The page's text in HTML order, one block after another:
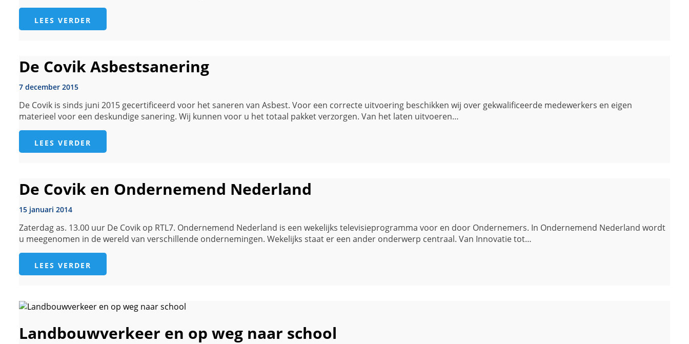
LEES VERDER
De Covik Asbestsanering
7 december 2015
De Covik is sinds juni 2015 gecertificeerd voor het saneren van Asbest. Voor een correcte uitvoering beschikken wij over gekwalificeerde medewerkers en eigen
materieel voor een deskundige sanering. Wij kunnen voor u het totaal pakket verzorgen. Van het laten uitvoeren…
LEES VERDER
De Covik en Ondernemend Nederland
15 januari 2014
Zaterdag as. 13.00 uur De Covik op RTL7. ­­­­­­­­­­­­Ondernemend Nederland is een wekelijks televisieprogramma voor en door Ondernemers. In Ondernemend Nederland wordt
u meegenomen in de wereld van verschillende ondernemingen. Wekelijks staat er een ander onderwerp centraal. Van Innovatie tot…
LEES VERDER
Landbouwverkeer en op weg naar school